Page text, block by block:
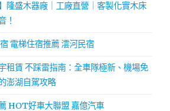
隆盛木器廠｜工廠直營｜客製化實木床
！
電梯住宿推薦 澐河民宿
租賃 不踩雷指南：全車隊極新、機場免
澎湖自駕攻略
HOT好車大聯盟 嘉億汽車